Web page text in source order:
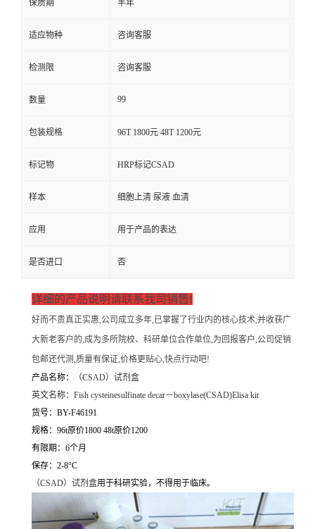
保质期 半年
适应物种 咨询客服
检测限 咨询客服
数量 99
包装规格 96T 1800元 48T 1200元
标记物 HRP标记CSAD
样本 细胞上清 尿液 血清
应用 用于产品的表达
是否进口 否
详细的产品说明请联系我司销售!
好而不贵真正实惠,公司成立多年,已掌握了行业内的核心技术,并收获广
大新老客户的,成为多所院校、科研单位合作单位,为回报客户,公司促销
包邮还代测,质量有保证,价格更贴心,快点行动吧!
产品名称：
（CSAD）试剂盒
英文名称： Fish cysteinesulfinate decar－boxylase(CSAD)Elisa kit
货号：BY-F46191
规格：96t原价1800 48t原价1200
有限期：6个月
保存：2-8°C
（CSAD）试剂盒用于科研实验，不得用于临床。